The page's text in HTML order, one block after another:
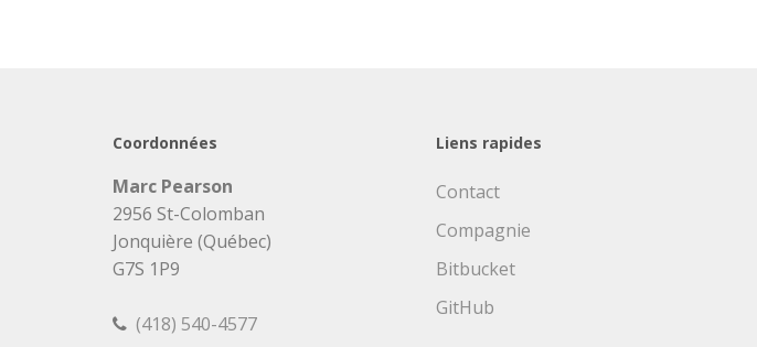
Coordonnées
Marc Pearson
2956 St-Colomban
Jonquière (Québec)
G7S 1P9
(418) 540-4577
Liens rapides
Contact
Compagnie
Bitbucket
GitHub